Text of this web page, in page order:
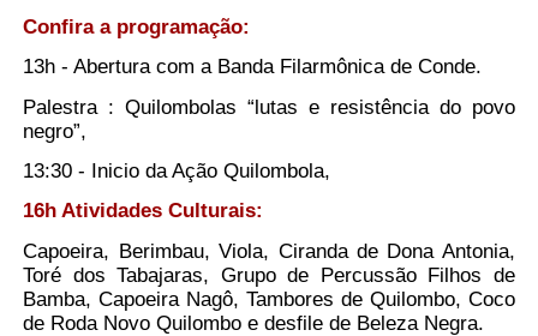
Confira a programação:
13h - Abertura com a Banda Filarmônica de Conde.
Palestra : Quilombolas “lutas e resistência do povo
negro”,
13:30 - Inicio da Ação Quilombola,
16h Atividades Culturais:
Capoeira, Berimbau, Viola, Ciranda de Dona Antonia,
Toré dos Tabajaras, Grupo de Percussão Filhos de
Bamba, Capoeira Nagô, Tambores de Quilombo, Coco
de Roda Novo Quilombo e desfile de Beleza Negra.